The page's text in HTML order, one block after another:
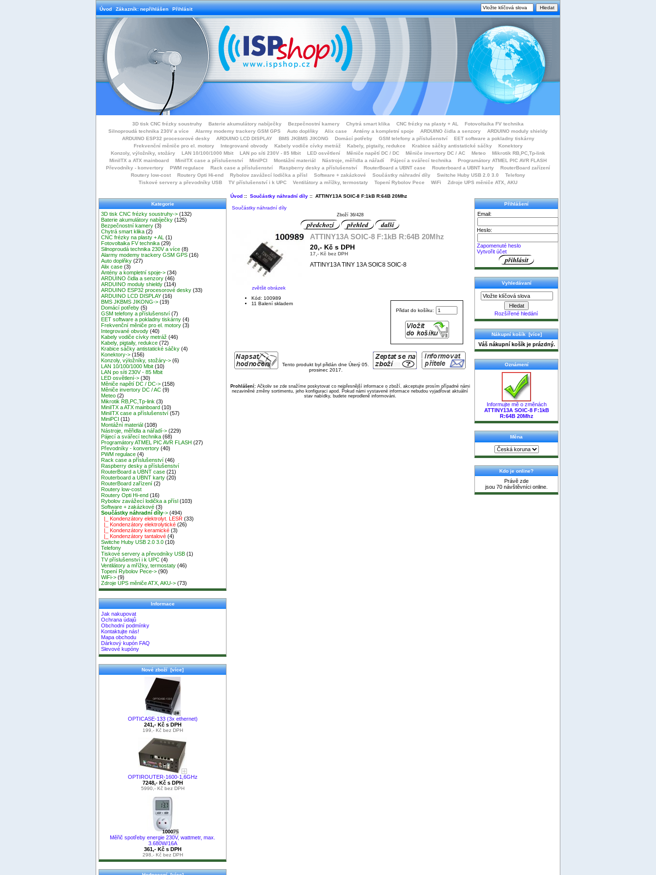
Úvod Zákazník: nepřihlášen Přihlásit
3D tisk CNC frézky soustruhy Baterie akumulátory nabíječky Bezpečnostní kamery Chytrá smart klika CNC frézky na plasty + AL
Fotovoltaika FV technika
Silnoproudá technika 230V a více
Alarmy modemy trackery GSM GPS Auto doplňky Alix case Antény a kompletní spoje ARDUINO čidla a senzory
ARDUINO moduly shieldy
ARDUINO ESP32 procesorové desky
ARDUINO LCD DISPLAY BMS JKBMS JIKONG Domácí potřeby GSM telefony a příslušenství
EET software a pokladny tiskárny
Frekvenční měniče pro el. motory
Integrované obvody Kabely vodiče cívky metráž Kabely, pigtaily, redukce Krabice sáčky antistatické sáčky
Konektory
Konzoly, výložníky, stožáry
LAN 10/100/1000 Mbit LAN po síti 230V - 85 Mbit LED osvětlení Měniče napětí DC / DC Měniče invertory DC / AC Meteo
Mikrotik RB,PC,Tp-link
MiniITX a ATX mainboard
MiniITX case a příslušenství MiniPCI Montážní materiál Nástroje, měřidla a nářadí Pájecí a svářecí technika
Programátory ATMEL PIC AVR FLASH
Převodníky - konvertory
PWM regulace Rack case a příslušenství Raspberry desky a příslušenství RouterBoard a UBNT case Routerboard a UBNT karty
RouterBoard zařízení
Routery low-cost
Routery Opti Hi-end Rybolov zavážecí lodička a přísl Software + zakázkové Součástky náhradní díly Switche Huby USB 2.0 3.0
Telefony
Tiskové servery a převodníky USB
TV příslušenství i k UPC Ventilátory a mřížky, termostaty Topení Rybolov Pece WiFi Zdroje UPS měniče ATX, AKU
Kategorie
3D tisk CNC frézky soustruhy-> (132)
Baterie akumulátory nabíječky (125)
Bezpečnostní kamery (3)
Chytrá smart klika (2)
CNC frézky na plasty + AL
(1)
Fotovoltaika FV technika (29)
Silnoproudá technika 230V a více (8)
Alarmy modemy trackery GSM GPS (16)
Auto doplňky (27)
Alix case (3)
Antény a kompletní spoje-> (34)
ARDUINO čidla a senzory (46)
ARDUINO moduly shieldy (114)
ARDUINO ESP32 procesorové desky (33)
ARDUINO LCD DISPLAY (16)
BMS JKBMS JIKONG-> (19)
Domácí potřeby (5)
GSM telefony a příslušenství (7)
EET software a pokladny tiskárny (4)
Frekvenční měniče pro el. motory (3)
Integrované obvody (40)
Kabely vodiče cívky metráž (46)
Kabely, pigtaily, redukce (72)
Krabice sáčky antistatické sáčky (4)
Konektory-> (156)
Konzoly, výložníky, stožáry-> (6)
LAN 10/100/1000 Mbit (10)
LAN po síti 230V - 85 Mbit
LED osvětlení-> (30)
Měniče napětí DC / DC-> (158)
Měniče invertory DC / AC (9)
Meteo (2)
Mikrotik RB,PC,Tp-link (3)
MiniITX a ATX mainboard (10)
MiniITX case a příslušenství (57)
MiniPCI (11)
Montážní materiál (108)
Nástroje, měřidla a nářadí-> (229)
Pájecí a svářecí technika (68)
Programátory ATMEL PIC AVR FLASH (27)
Převodníky - konvertory (40)
PWM regulace (4)
Rack case a příslušenství (46)
Raspberry desky a příslušenství
RouterBoard a UBNT case (21)
Routerboard a UBNT karty (20)
RouterBoard zařízení (2)
Routery low-cost
Routery Opti Hi-end (16)
Rybolov zavážecí lodička a přísl (103)
Software + zakázkové (3)
Součástky náhradní díly-> (494)
|_ Kondenzátory elektrolyt. LESR (33)
|_ Kondenzátory elektrolytické (26)
|_ Kondenzátory keramické (3)
|_ Kondenzátory tantalové (4)
Switche Huby USB 2.0 3.0 (10)
Telefony
Tiskové servery a převodníky USB (1)
TV příslušenství i k UPC (4)
Ventilátory a mřížky, termostaty (46)
Topení Rybolov Pece-> (90)
WiFi-> (9)
Zdroje UPS měniče ATX, AKU-> (73)
Informace
Jak nakupovat
Ochrana údajů
Obchodní podmínky
Kontaktujte nás!
Mapa obchodu
Dárkový kupón FAQ
Slevové kupóny
Nové zboží [více]
OPTICASE-133 (3x ethernet)
241,- Kč s DPH
199,- Kč bez DPH
OPTIROUTER-1600-1,6GHz
7248,- Kč s DPH
5990,- Kč bez DPH
Měřič spotřeby energie 230V, wattmetr, max.
3.680W/16A
361,- Kč s DPH
298,- Kč bez DPH
Úvod:: Součástky náhradní díly:: ATTINY13A SOIC-8 F:1kB R:64B 20Mhz
Součástky náhradní díly
Zboží 36/428
zvětšit obrázek
ATTINY13A SOIC-8 F:1kB R:64B 20Mhz
20,- Kč s DPH
17,- Kč bez DPH
ATTINY13A TINY 13A SOIC8 SOIC-8
Přidat do košíku:
Kód: 100989
11 Balení skladem
Tento produkt byl přidán dne Úterý 05.
prosinec 2017.
Prohlášení:Ačkoliv se zde snažíme poskytovat co nejpřesnější informace o zboží, akceptujte prosím případné námi
nezaviněné změny sortimentu, jeho konfiguraci apod. Pokud námi vystavené informace nebudou vyjadřovat aktuální
stav nabídky, budete neprodleně informováni.
Přihlášení
Email:
Heslo:
Zapomenuté heslo
Vytvořit účet
Vyhledávaní
Rozšířené hledání
Nákupní košík [více]
Váš nákupní košík je prázdný.
Oznámení
Informujte mě o změnách
ATTINY13A SOIC-8 F:1kB
R:64B 20Mhz
Měna
Kdo je online?
Právě zde
jsou 70 návštěvníci online.